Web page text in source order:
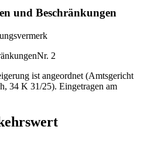
und Beschränkungen
Nr. 2
ist angeordnet (Amtsgericht
34 K 31/25). Eingetragen am